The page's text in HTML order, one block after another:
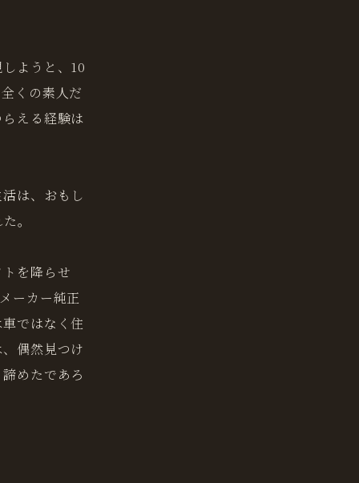
ようと、10
くの素人だ
える経験は
は、おもし
。
を降らせ
ーカー純正
ではなく住
偶然見つけ
めたであろ